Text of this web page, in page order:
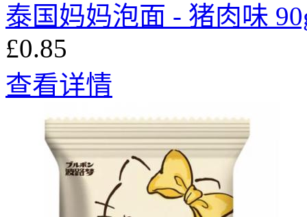
泰国妈妈泡面 - 猪肉味
£0.85
查看详情